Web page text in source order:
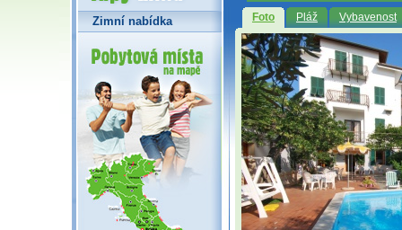
Foto Pláž Vybavenost
Zimní nabídka